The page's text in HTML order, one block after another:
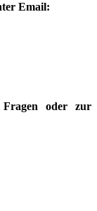
oder zur